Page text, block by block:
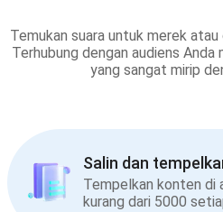
Temukan suara untuk merek
Terhubung dengan audiens
yang sangat mirip
Salin dan
Tempelkan konten di
kurang dari 5000